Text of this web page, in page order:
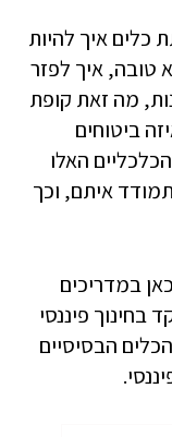
כלים איך להיות
טובה, איך לפזר
מה זאת קופת
ביטוחים
האלו
איתם, וכך
במדריכים
בחינוך פיננסי
הבסיסיים